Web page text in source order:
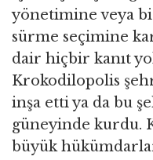
yönetimine veya
sürme seçimine
dair hiçbir kanıt
Krokodilopolis
inşa etti ya da bu
güneyinde kurdu.
büyük